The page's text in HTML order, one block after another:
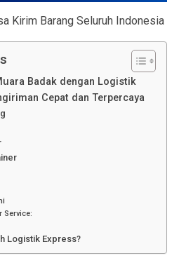
Kirim Barang Seluruh Indonesia
Badak dengan Logistik
Cepat dan Terpercaya
Service:
Logistik Express?